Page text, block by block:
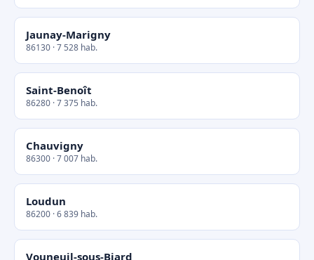
Jaunay-Marigny
86130 · 7 528 hab.
Saint-Benoît
86280 · 7 375 hab.
Chauvigny
86300 · 7 007 hab.
Loudun
86200 · 6 839 hab.
Vouneuil-sous-Biard